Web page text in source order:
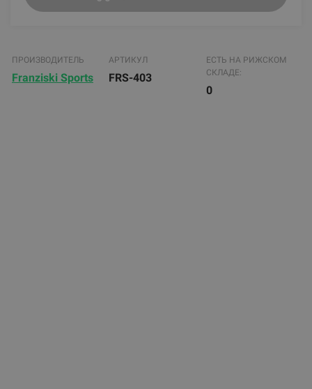
ПРОИЗВОДИТЕЛЬ
Franziski Sports
АРТИКУЛ
FRS-403
ЕСТЬ НА РИЖСКОМ
СКЛАДЕ:
0